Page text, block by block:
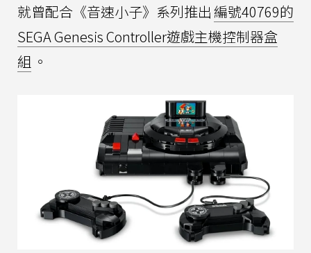
就曾配合《音速小子》系列推出編號40769的
SEGA Genesis Controller遊戲主機控制器盒
組 。